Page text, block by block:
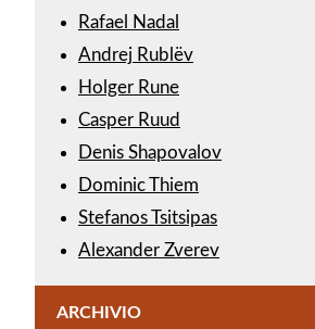
Rafael Nadal
Andrej Rublëv
Holger Rune
Casper Ruud
Denis Shapovalov
Dominic Thiem
Stefanos Tsitsipas
Alexander Zverev
ARCHIVIO